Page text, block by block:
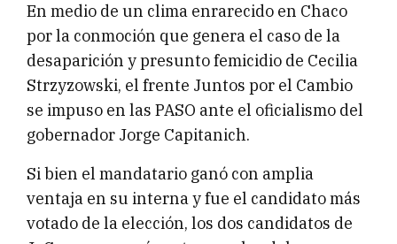
En medio de un clima enrarecido en Chaco
por la conmoción que genera el caso de la
desaparición y presunto femicidio de Cecilia
Strzyzowski, el frente Juntos por el Cambio
se impuso en las PASO ante el oficialismo del
gobernador Jorge Capitanich.
Si bien el mandatario ganó con amplia
ventaja en su interna y fue el candidato más
votado de la elección, los dos candidatos de